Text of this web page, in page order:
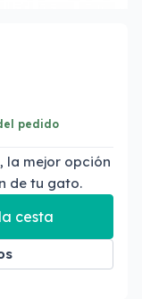
pedido
la mejor opción
de tu gato.
cesta